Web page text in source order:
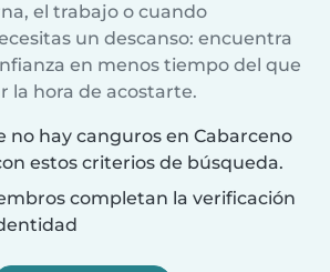
el trabajo o cuando
un descanso: encuentra
en menos tiempo del que
la hora de acostarte.
no hay canguros en Cabarceno
estos criterios de búsqueda.
completan la verificación